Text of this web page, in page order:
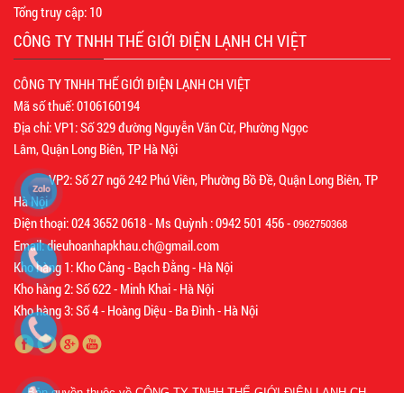
Tổng truy cập: 10
CÔNG TY TNHH THẾ GIỚI ĐIỆN LẠNH CH VIỆT
CÔNG TY TNHH THẾ GIỚI ĐIỆN LẠNH CH VIỆT
Mã số thuế: 0106160194
Địa chỉ: VP1: Số 329 đường Nguyễn Văn Cừ, Phường Ngọc
Lâm, Quận Long Biên, TP Hà Nội
VP2: Số 27 ngõ 242 Phú Viên, Phường Bồ Đề, Quận Long Biên, TP
Hà Nội
Điện thoại: 024 3652 0618 - Ms Quỳnh : 0942 501 456 -0962750368
Email: dieuhoanhapkhau.ch@gmail.com
Kho hàng 1: Kho Cảng - Bạch Đằng - Hà Nội
Kho hàng 2: Số 622 - Minh Khai - Hà Nội
Kho hàng 3: Số 4 - Hoàng Diệu - Ba Đình - Hà Nội